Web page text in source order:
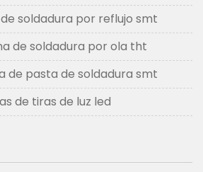
soldadura por reflujo smt
de soldadura por ola tht
de pasta de soldadura smt
de tiras de luz led